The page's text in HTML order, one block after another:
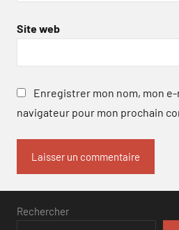
Site web
Enregistrer mon nom, mon
navigateur pour mon prochain
Rechercher